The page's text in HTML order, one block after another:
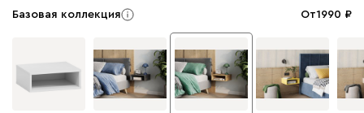
Базовая коллекция От1990